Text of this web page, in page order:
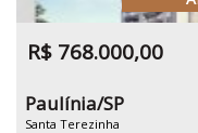
R$ 768.000,00
Paulínia/SP
Santa Terezinha